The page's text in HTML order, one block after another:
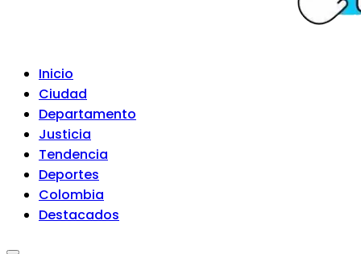
Inicio
Ciudad
Departamento
Justicia
Tendencia
Deportes
Colombia
Destacados